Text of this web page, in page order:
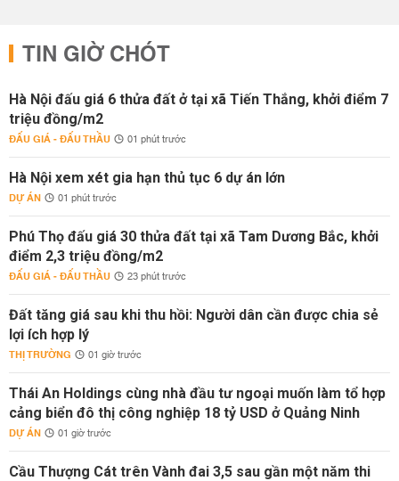
TIN GIỜ CHÓT
Hà Nội đấu giá 6 thửa đất ở tại xã Tiến Thắng, khởi điểm 7
triệu đồng/m2
ĐẤU GIÁ - ĐẤU THẦU 01 phút trước
Hà Nội xem xét gia hạn thủ tục 6 dự án lớn
DỰ ÁN 01 phút trước
Phú Thọ đấu giá 30 thửa đất tại xã Tam Dương Bắc, khởi
điểm 2,3 triệu đồng/m2
ĐẤU GIÁ - ĐẤU THẦU 23 phút trước
Đất tăng giá sau khi thu hồi: Người dân cần được chia sẻ
lợi ích hợp lý
THỊ TRƯỜNG 01 giờ trước
Thái An Holdings cùng nhà đầu tư ngoại muốn làm tổ hợp
cảng biển đô thị công nghiệp 18 tỷ USD ở Quảng Ninh
DỰ ÁN 01 giờ trước
Cầu Thượng Cát trên Vành đai 3,5 sau gần một năm thi